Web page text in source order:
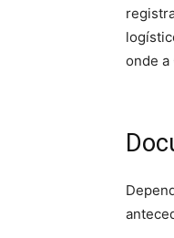
onde a